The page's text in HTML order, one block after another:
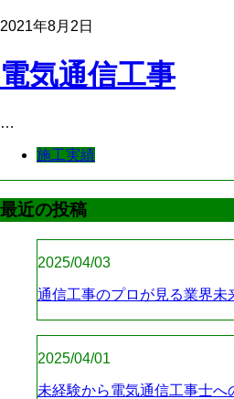
2021年8月2日
電気通信工事
…
施工実績
最近の投稿
2025/04/03
通信工事のプロが見る業界未
2025/04/01
未経験から電気通信工事士へ